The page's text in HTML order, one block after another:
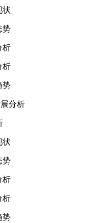
状
势
析
析
势
分析
状
势
析
析
势